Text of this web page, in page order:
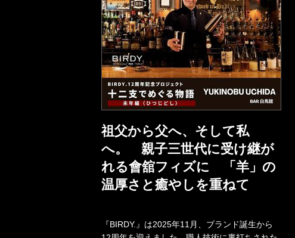
祖父から父へ、そして私
へ。 親子三世代に受け継が
れる會舘フィズに 「羊」の
温厚さと癒やしを重ねて
『BIRDY.』は2025年11月、ブランド誕生から